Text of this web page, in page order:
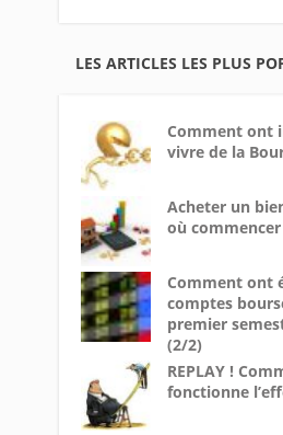
LES ARTICLES LES PLUS
Comment ont
vivre de la
Acheter un
où commencer
Comment ont
comptes
premier
(2/2)
REPLAY !
fonctionne